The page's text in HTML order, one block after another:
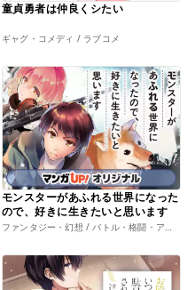
童貞勇者は仲良くシたい
ギャグ・コメディ / ラブコメ
モンスターがあふれる世界になった
ので、好きに生きたいと思います